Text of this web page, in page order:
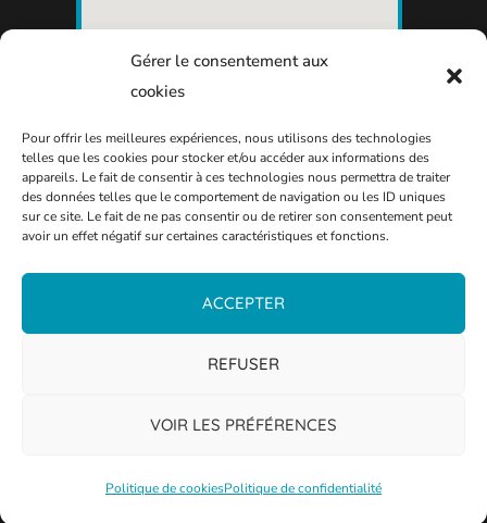
Gérer le consentement aux
cookies
Pour offrir les meilleures expériences, nous utilisons des technologies
telles que les cookies pour stocker et/ou accéder aux informations des
appareils. Le fait de consentir à ces technologies nous permettra de traiter
des données telles que le comportement de navigation ou les ID uniques
sur ce site. Le fait de ne pas consentir ou de retirer son consentement peut
avoir un effet négatif sur certaines caractéristiques et fonctions.
ACCEPTER
REFUSER
VOIR LES PRÉFÉRENCES
Politique de cookiesPolitique de confidentialité